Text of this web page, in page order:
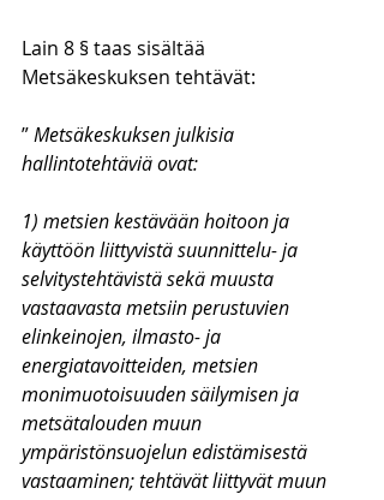
Lain 8 § taas sisältää
Metsäkeskuksen tehtävät:
” Metsäkeskuksen julkisia
hallintotehtäviä ovat:
1) metsien kestävään hoitoon ja
käyttöön liittyvistä suunnittelu- ja
selvitystehtävistä sekä muusta
vastaavasta metsiin perustuvien
elinkeinojen, ilmasto- ja
energiatavoitteiden, metsien
monimuotoisuuden säilymisen ja
metsätalouden muun
ympäristönsuojelun edistämisestä
vastaaminen; tehtävät liittyvät muun